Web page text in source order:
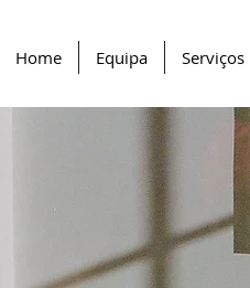
Home Equipa Serviços